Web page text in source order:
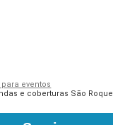
eventos
e coberturas São Roque